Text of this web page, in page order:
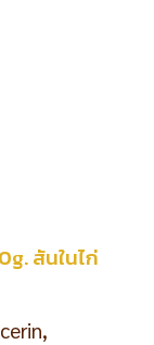
สันในไก่